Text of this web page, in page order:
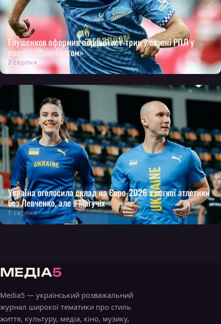
Глушенков оформив перший хет-трик у сезоні РПЛ у
матчі з «Оренбургом»
2 серпня
Україна оголосила склад на Євро-2026 з легкої атлетики
без Левченко, але з Магучіх
1 серпня
МЕДІА5
Media5 — український розважальний
журнал широкої тематики про стиль
життя, культуру, медіа, кіно, музику,